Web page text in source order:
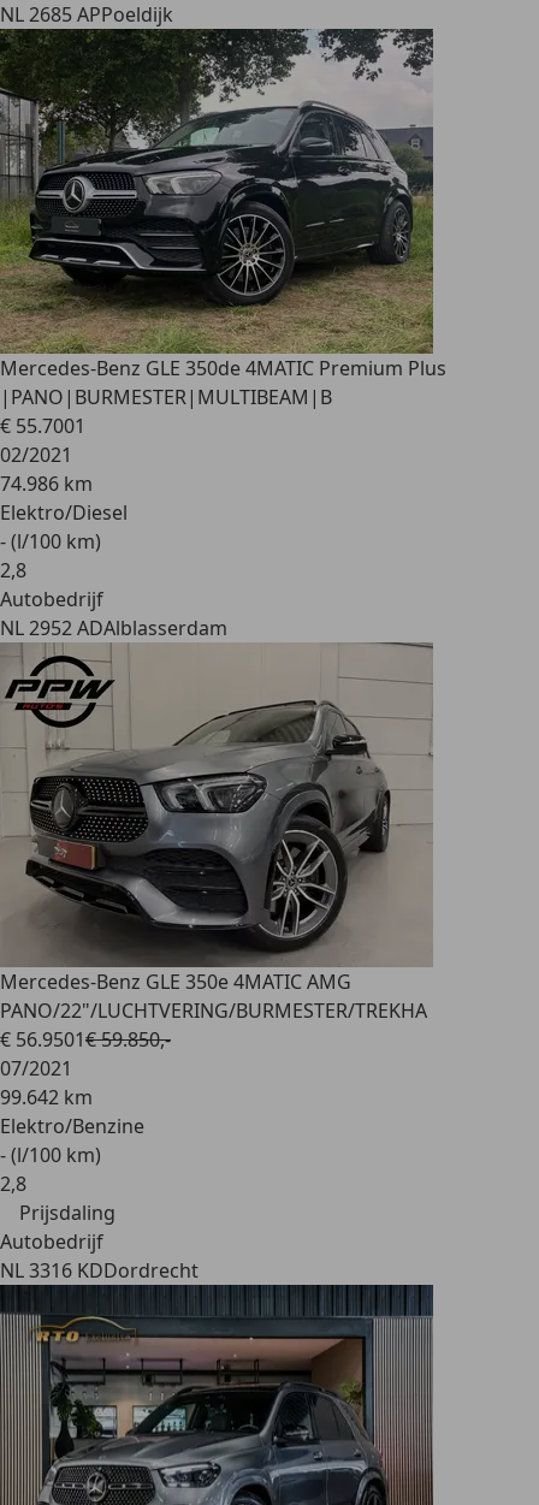
NL 2685 APPoeldijk
Mercedes-Benz GLE 350de 4MATIC Premium Plus
|PANO|BURMESTER|MULTIBEAM|B
€ 55.7001
02/2021
74.986 km
Elektro/Diesel
- (l/100 km)
2,8
Autobedrijf
NL 2952 ADAlblasserdam
Mercedes-Benz GLE 350e 4MATIC AMG
PANO/22"/LUCHTVERING/BURMESTER/TREKHA
€ 56.9501€ 59.850,-
07/2021
99.642 km
Elektro/Benzine
- (l/100 km)
2,8
Prijsdaling
Autobedrijf
NL 3316 KDDordrecht